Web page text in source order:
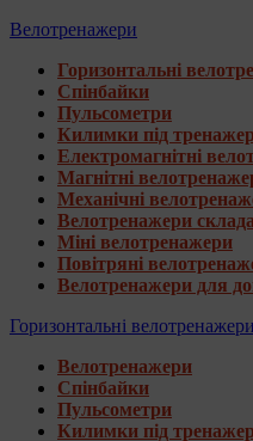
Велотренажери
Горизонтальні
Спінбайки
Пульсометри
Килимки під
Електромагнітні
Магнітні
Механічні
Велотренажери
Міні велотренажери
Повітряні
Велотренажери для
Горизонтальні велотренажери
Велотренажери
Спінбайки
Пульсометри
Килимки під